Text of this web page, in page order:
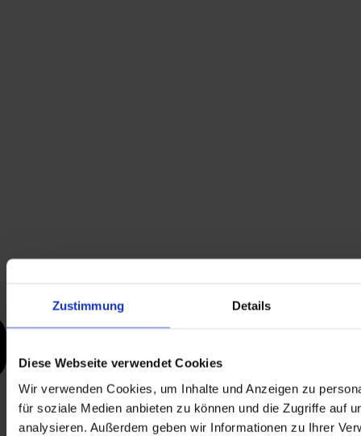
Zustimmung Details
Diese Webseite verwendet Cookies
Wir verwenden Cookies, um Inhalte und Anzeigen zu
für soziale Medien anbieten zu können und die Zugriffe auf
analysieren. Außerdem geben wir Informationen zu Ihrer